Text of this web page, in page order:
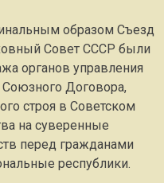
образом Съезд
Совет СССР были
органов управления
Союзного Договора,
строя в Советском
на суверенные
перед гражданами
республики.